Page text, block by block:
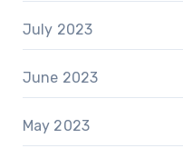
July 2023
June 2023
May 2023